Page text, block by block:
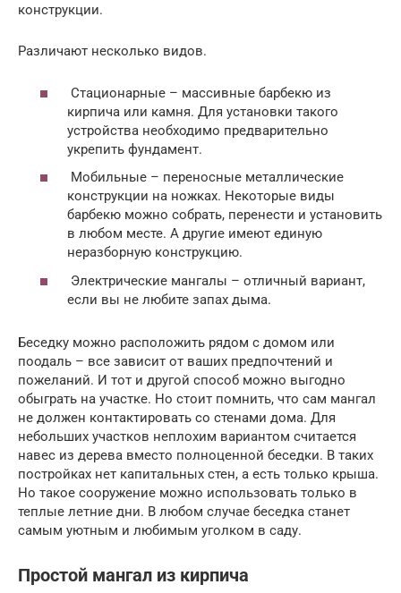
конструкции.
Различают несколько видов.
Стационарные – массивные барбекю из
кирпича или камня. Для установки такого
устройства необходимо предварительно
укрепить фундамент.
Мобильные – переносные металлические
конструкции на ножках. Некоторые виды
барбекю можно собрать, перенести и установить
в любом месте. А другие имеют единую
неразборную конструкцию.
Электрические мангалы – отличный вариант,
если вы не любите запах дыма.
Беседку можно расположить рядом с домом или
поодаль – все зависит от ваших предпочтений и
пожеланий. И тот и другой способ можно выгодно
обыграть на участке. Но стоит помнить, что сам мангал
не должен контактировать со стенами дома. Для
небольших участков неплохим вариантом считается
навес из дерева вместо полноценной беседки. В таких
постройках нет капитальных стен, а есть только крыша.
Но такое сооружение можно использовать только в
теплые летние дни. В любом случае беседка станет
самым уютным и любимым уголком в саду.
Простой мангал из кирпича